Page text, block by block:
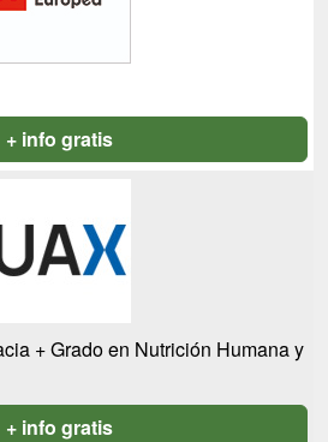
+ info gratis
+ Grado en Nutrición Humana y
+ info gratis